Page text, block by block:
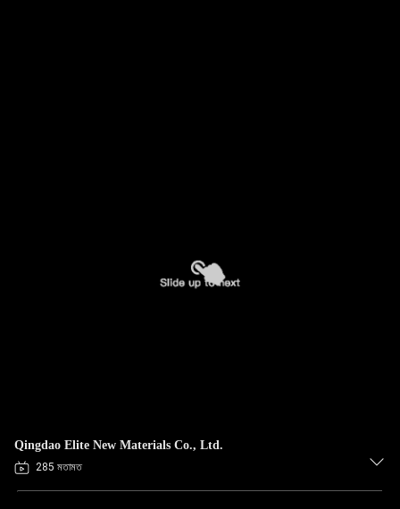
Qingdao Elite New Materials Co., Ltd.
285 মতামত